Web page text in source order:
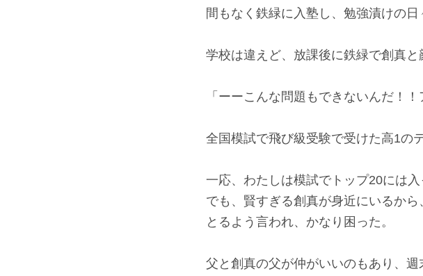
間もなく鉄緑に入塾し、勉強漬けの日
学校は違えど、放課後に鉄緑で創真
「ーーこんな問題もできないんだ！！
全国模試で飛び級受験で受けた高1の
一応、わたしは模試でトップ20には入
でも、賢すぎる創真が身近にいるか
とるよう言われ、かなり困った。
父と創真の父が仲がいいのもあり、